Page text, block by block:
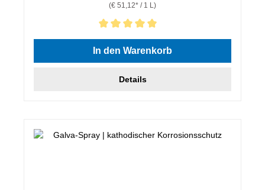
(€ 51,12* / 1 L)
Durchschnittliche Bewertung von 5 von 5 Sternen
In den Warenkorb
Details